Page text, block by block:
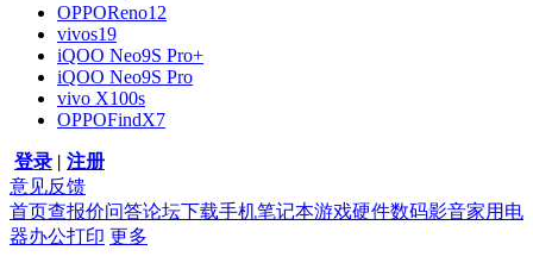
OPPOReno12
vivos19
iQOO Neo9S Pro+
iQOO Neo9S Pro
vivo X100s
OPPOFindX7
登录 | 注册
意见反馈
首页查报价问答论坛下载手机笔记本游戏硬件数码影音家用电
器办公打印 更多